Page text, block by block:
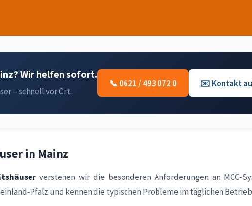
Wir helfen sofort.
– schnell vor Ort.
📞 0621 / 493 072 0 ✉️ Kontakt
in Mainz
verstehen wir die besonderen Anforderungen an MCC-
Pfalz und kennen die typischen Probleme im täglichen